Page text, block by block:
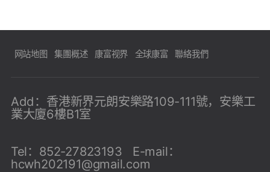
网站地图 集團概述 康富视界 全球康富 聯絡我們
Add：香港新界元朗安樂路109-111號，安樂工
業大廈6樓B1室
Tel： 852-27823193 E-mail：
hcwh202191@gmail.com